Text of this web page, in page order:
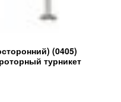
(0405)
турникет